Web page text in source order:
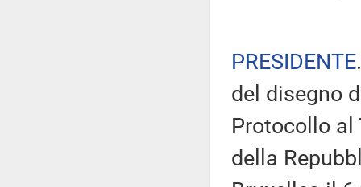
PRESIDENTE
del disegno
Protocollo
della